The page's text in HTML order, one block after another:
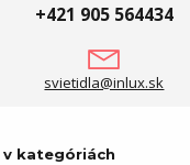
+421 905 564434
svietidla@inlux.sk
v kategóriách